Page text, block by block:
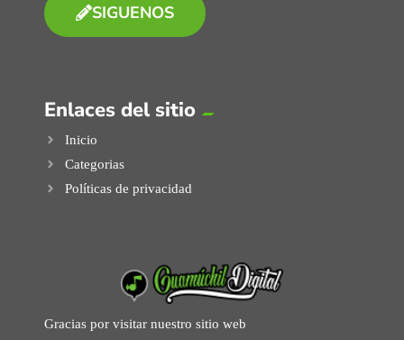
SIGUENOS
Enlaces del sitio
Inicio
Categorias
Políticas de privacidad
Gracias por visitar nuestro sitio web